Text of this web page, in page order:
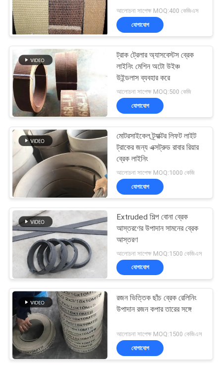
POLICY
বোনা ব্রেক আস্তরণের
উপাদান
32
শিল্প ব্রেক আস্তরণ
29
সীল রিং গ্যাসকেট
10
আলোচনা সাপেক্ষ MOQ:400 কেজিএস
যোগাযোগ
ট্রাক ট্রেলার অ্যাসবেস্টস ব্রেক
লাইনিং মেশিন অটো উইঞ্চ
উইন্ডলাস ব্যবহার করে
আলোচনা সাপেক্ষ MOQ:500 কেজি
যোগাযোগ
মোটরসাইকেল ট্র্যাক্টর লিফট লাইট
ট্রাকের জন্য এক্সট্রুড রাবার রিয়ার
ব্রেক লাইনিং
আলোচনা সাপেক্ষ MOQ:1000 কেজি
যোগাযোগ
Extruded শিল্প বোনা ব্রেক
আস্তরণের উপাদান সামনের ব্রেক
আস্তরণ
আলোচনা সাপেক্ষ MOQ:1500 কেজিএস
যোগাযোগ
রজন ভিত্তিক ছাঁচ ব্রেক রেলিনিং
উপাদান রজন কপার তারের সঙ্গে
আলোচনা সাপেক্ষ MOQ:1500 কেজিএস
যোগাযোগ